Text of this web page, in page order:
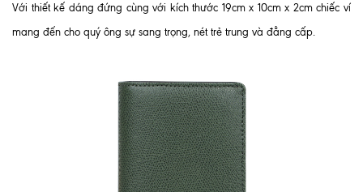
Với thiết kế dáng đứng cùng với kích thước 19cm x 10cm x 2cm chiếc ví
mang đến cho quý ông sự sang trọng, nét trẻ trung và đẳng cấp.